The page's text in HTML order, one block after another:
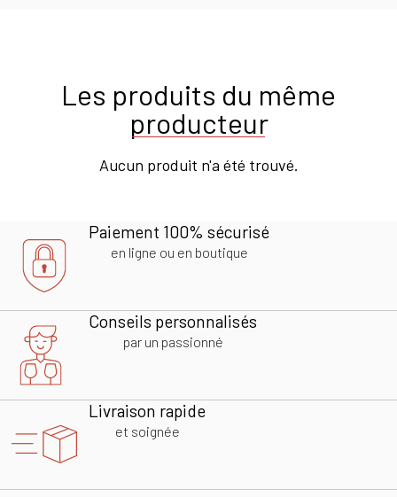
Les produits du même
producteur
Aucun produit n'a été trouvé.
Paiement 100% sécurisé
en ligne ou en boutique
Conseils personnalisés
par un passionné
Livraison rapide
et soignée